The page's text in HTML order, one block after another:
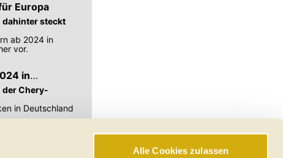
Alle Cookies zulassen
Europa
dahinter steckt
ab 2024 in
vor.
in
der Chery-
in Deutschland